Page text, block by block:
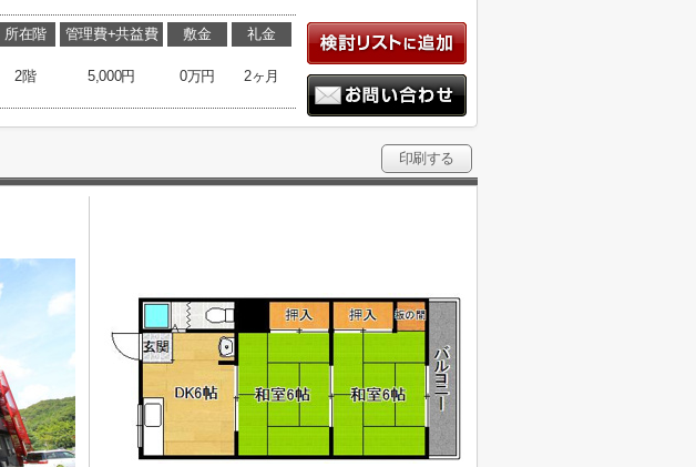
所在階
2階
管理費+共益費
5,000円
敷金
0万円
礼金
2ヶ月
印刷する